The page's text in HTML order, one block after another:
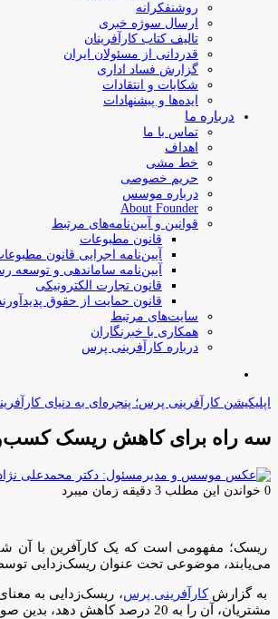
روشنفکرانه
ارسال سوژه‌ خبری
تالیف کتاب کارآفرینان
قدردانی از مسئولان ایران
گزارش فساد اداری
شکایات و انتقادات
ایده‌ها و پیشنهادات
درباره ما
تماس با ما
اهداف
خط مشی
حریم خصوصی
درباره موسس
About Founder
قوانین و آیین‌نامه‌های مرتبط
‌قانون مطبوعات
آیین‌نامه اجرایی قانون
آیین‌نامه سامان­دهی و توسعه
قانون تجارت الکترونیکی
قانون حمایت از حقوق
سایت‌های مرتبط
همکاری با خبرنگاران
درباره کارآفرینی پرس
اپلیکیشن کارآفرینی پرس؛ پنجره‌ای به دنیای
سه راه برای کاهش ریسک
0 خواندن این مطلب 3 دقیقه زمان میبرد
ریسک؛ مفهومی است که یک کارآفرین با آن
می‌یابند، موضوعی تحت عنوان ریسک‌زدایی
به گزارشکارآفرینی پرس
مشتریان، آن را به 20 درصد کاهش دهد، بدین صورت ریسک شرکت کاهش داده شده است، زیرا کمتر به یک مشتری وابسته خواهد بود.